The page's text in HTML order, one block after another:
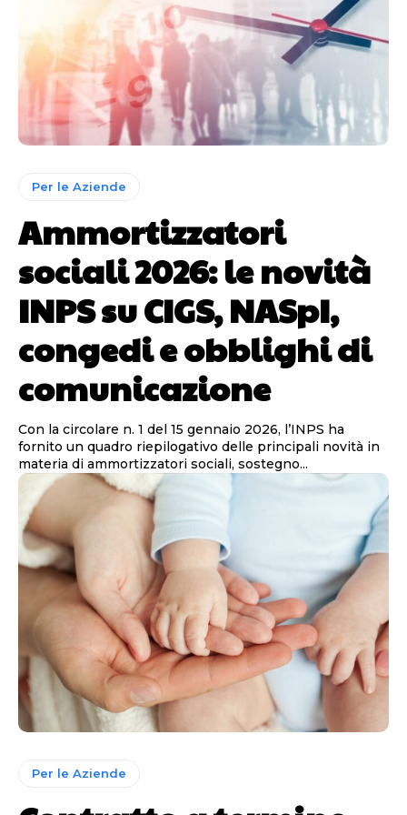
Per le Aziende
Ammortizzatori
sociali 2026: le novità
INPS su CIGS, NASpI,
congedi e obblighi di
comunicazione
Con la circolare n. 1 del 15 gennaio 2026, l’INPS ha
fornito un quadro riepilogativo delle principali novità in
materia di ammortizzatori sociali, sostegno...
Per le Aziende